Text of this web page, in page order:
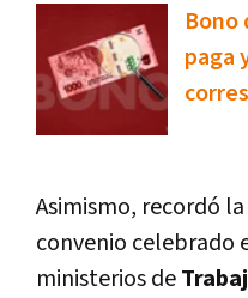
Bono
paga
Asimismo, recordó
convenio celebrado
ministerios de